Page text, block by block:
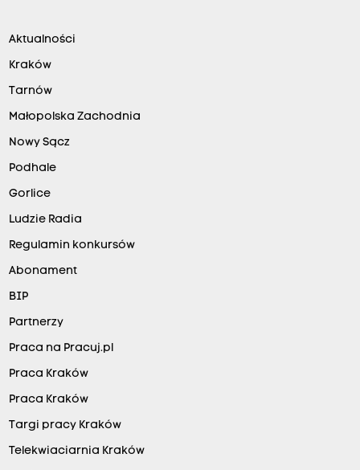
Aktualności
Kraków
Tarnów
Małopolska Zachodnia
Nowy Sącz
Podhale
Gorlice
Ludzie Radia
Regulamin konkursów
Abonament
BIP
Partnerzy
Praca na Pracuj.pl
Praca Kraków
Praca Kraków
Targi pracy Kraków
Telekwiaciarnia Kraków